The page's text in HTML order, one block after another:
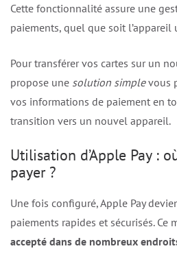
Cette fonctionnalité assure une
paiements, quel que soit l’appareil
Pour transférer vos cartes sur un
propose une solution simplevous
vos informations de paiement en
transition vers un nouvel appareil.
Utilisation d’Apple Pay :
payer ?
Une fois configuré, Apple Pay
paiements rapides et sécurisés. Ce
accepté dans de nombreux